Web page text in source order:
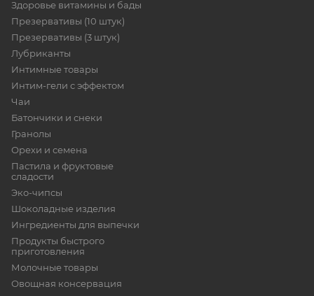
Здоровье витамины и бады
Презервативы (10 штук)
Презервативы (3 штук)
Лубриканты
Интимные товары
Интим-гели с эффектом
Чаи
Батончики и снеки
Гранолы
Орехи и семена
Пастила и фруктовые
сладости
Эко-чипсы
Шоколадные изделия
Ингредиенты для выпечки
Продукты быстрого
приготовления
Молочные товары
Овощная консервация